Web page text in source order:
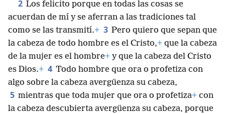
2 Los felicito porque en todas las cosas se
acuerdan de mí y se aferran a las tradiciones tal
como se las transmití.+ 3 Pero quiero que sepan que
la cabeza de todo hombre es el Cristo,+ que la cabeza
de la mujer es el hombre+ y que la cabeza del Cristo
es Dios.+ 4 Todo hombre que ora o profetiza con
algo sobre la cabeza avergüenza su cabeza,
5 mientras que toda mujer que ora o profetiza+ con
la cabeza descubierta avergüenza su cabeza, porque